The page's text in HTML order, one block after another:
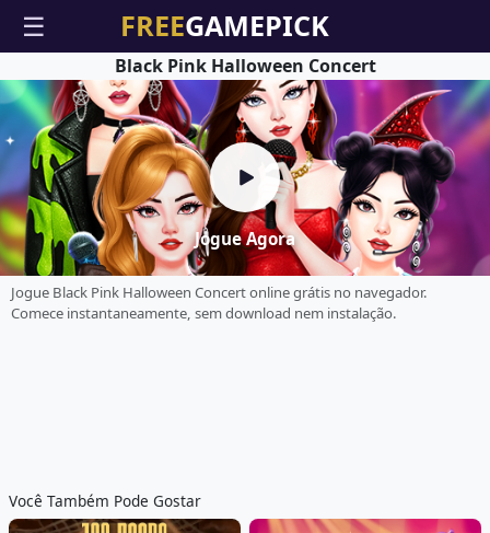
☰
Jogue Agora
Black Pink Halloween Concert
Jogue Black Pink Halloween Concert online grátis no navegador.
Comece instantaneamente, sem download nem instalação.
Você Também Pode Gostar